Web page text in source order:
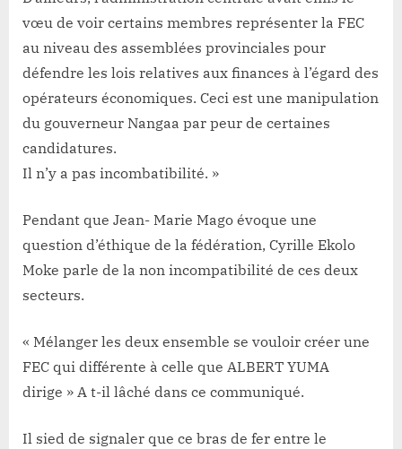
vœu de voir certains membres représenter la FEC
au niveau des assemblées provinciales pour
défendre les lois relatives aux finances à l’égard des
opérateurs économiques. Ceci est une manipulation
du gouverneur Nangaa par peur de certaines
candidatures.
Il n’y a pas incombatibilité. »
Pendant que Jean- Marie Mago évoque une
question d’éthique de la fédération, Cyrille Ekolo
Moke parle de la non incompatibilité de ces deux
secteurs.
« Mélanger les deux ensemble se vouloir créer une
FEC qui différente à celle que ALBERT YUMA
dirige » A t-il lâché dans ce communiqué.
Il sied de signaler que ce bras de fer entre le